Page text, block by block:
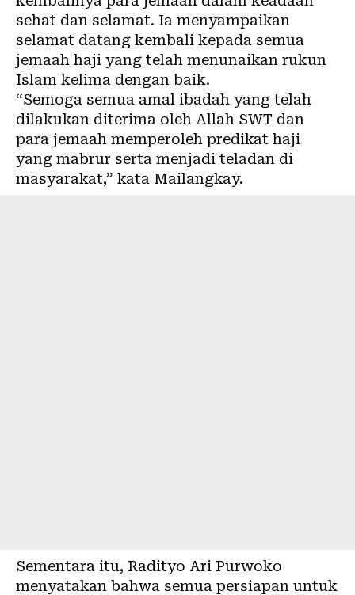
sehat dan selamat. Ia menyampaikan
selamat datang kembali kepada semua
jemaah haji yang telah menunaikan rukun
Islam kelima dengan baik.
“Semoga semua amal ibadah yang telah
dilakukan diterima oleh Allah SWT dan
para jemaah memperoleh predikat haji
yang mabrur serta menjadi teladan di
masyarakat,” kata Mailangkay.
Sementara itu, Radityo Ari Purwoko
menyatakan bahwa semua persiapan untuk